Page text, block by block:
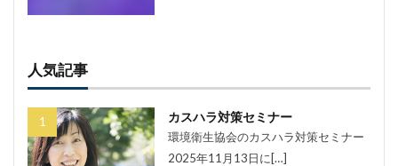
人気記事
カスハラ対策セミナー
環境衛生協会のカスハラ対策セミナー
2025年11月13日に[…]